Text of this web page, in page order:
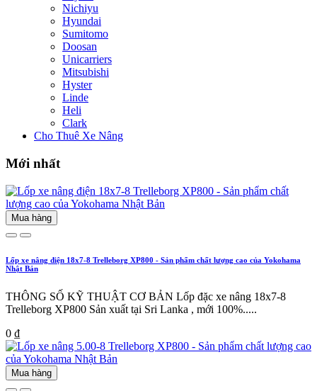
Nichiyu
Hyundai
Sumitomo
Doosan
Unicarriers
Mitsubishi
Hyster
Linde
Heli
Clark
Cho Thuê Xe Nâng
Mới nhất
Mua hàng
Lốp xe nâng điện 18x7-8 Trelleborg XP800 - Sản phẩm chất lượng cao của Yokohama
Nhật Bản
THÔNG SỐ KỸ THUẬT CƠ BẢN Lốp đặc xe nâng 18x7-8
Trelleborg XP800 Sản xuất tại Sri Lanka , mới 100%.....
0 ₫
Mua hàng